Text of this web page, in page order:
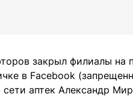
закрыл филиалы на
в Facebook
сети аптек Александр